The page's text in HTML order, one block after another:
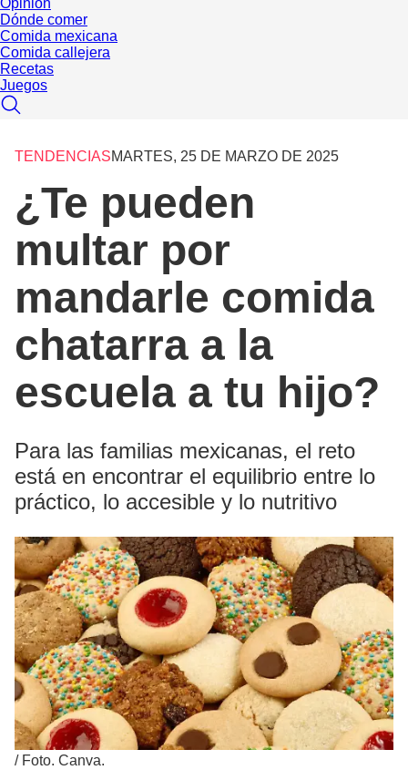
Opinión
Dónde comer
Comida mexicana
Comida callejera
Recetas
Juegos
TENDENCIASMARTES, 25 DE MARZO DE 2025
¿Te pueden
multar por
mandarle comida
chatarra a la
escuela a tu hijo?
Para las familias mexicanas, el reto
está en encontrar el equilibrio entre lo
práctico, lo accesible y lo nutritivo
/ Foto. Canva.